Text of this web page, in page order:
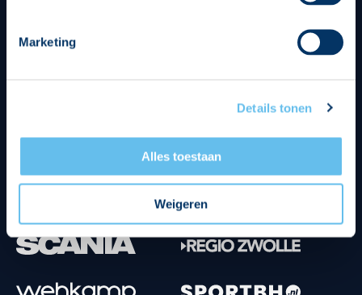
Marketing
Details tonen
Alles toestaan
Weigeren